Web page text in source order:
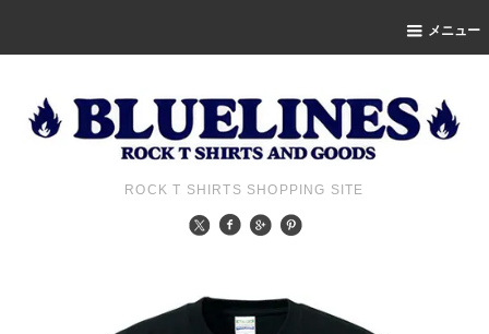
メニュー
ROCK T SHIRTS SHOPPING SITE